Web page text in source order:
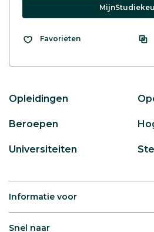
Favorieten
Opleidingen
Beroepen
Universiteiten
Informatie voor
Snel naar